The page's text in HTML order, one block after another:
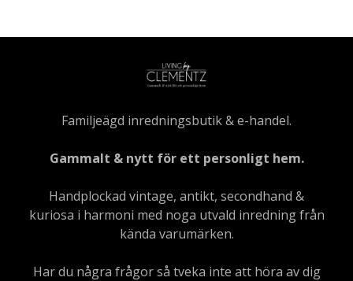
Familjeägd inredningsbutik & e-handel.
Gammalt & nytt för ett personligt hem.
Handplockad vintage, antikt, secondhand &
kuriosa i harmoni med noga utvald inredning från
kända varumärken.
Har du några frågor så tveka inte att höra av dig